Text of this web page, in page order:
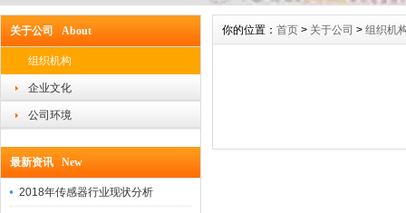
关于公司 About
组织机构
企业文化
公司环境
最新资讯 New
2018年传感器行业现状分析
你的位置： 首页 > 关于公司 > 组织机